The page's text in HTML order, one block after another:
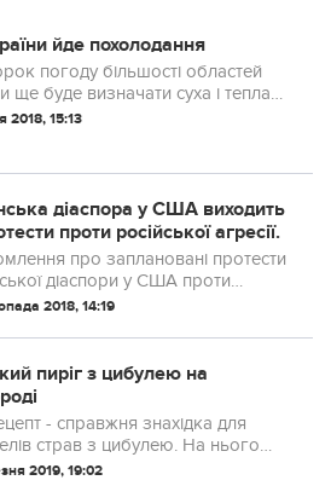
йде похолодання
погоду більшості областей
ще буде визначати суха і тепла
маса, а ось в середу
2018, 15:13
діаспора у США виходить
проти російської агресії.
про заплановані протести
діаспори у США проти
воєнної агресії почали
2018, 14:19
пиріг з цибулею на
- справжня знахідка для
страв з цибулею. На нього
звернути увагу і тим, хто
2019, 19:02